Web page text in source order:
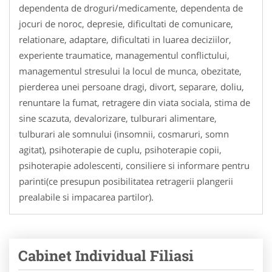
dependenta de droguri/medicamente, dependenta de
jocuri de noroc, depresie, dificultati de comunicare,
relationare, adaptare, dificultati in luarea deciziilor,
experiente traumatice, managementul conflictului,
managementul stresului la locul de munca, obezitate,
pierderea unei persoane dragi, divort, separare, doliu,
renuntare la fumat, retragere din viata sociala, stima de
sine scazuta, devalorizare, tulburari alimentare,
tulburari ale somnului (insomnii, cosmaruri, somn
agitat), psihoterapie de cuplu, psihoterapie copii,
psihoterapie adolescenti, consiliere si informare pentru
parinti(ce presupun posibilitatea retragerii plangerii
prealabile si impacarea partilor).
Cabinet Individual Filiasi